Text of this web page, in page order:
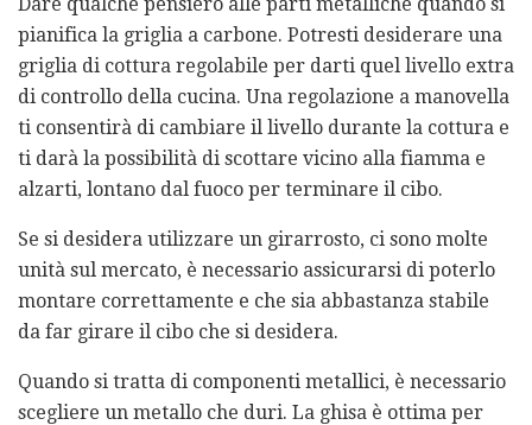
pianifica la griglia a carbone. Potresti desiderare una
griglia di cottura regolabile per darti quel livello extra
di controllo della cucina. Una regolazione a manovella
ti consentirà di cambiare il livello durante la cottura e
ti darà la possibilità di scottare vicino alla fiamma e
alzarti, lontano dal fuoco per terminare il cibo.
Se si desidera utilizzare un girarrosto, ci sono molte
unità sul mercato, è necessario assicurarsi di poterlo
montare correttamente e che sia abbastanza stabile
da far girare il cibo che si desidera.
Quando si tratta di componenti metallici, è necessario
scegliere un metallo che duri. La ghisa è ottima per